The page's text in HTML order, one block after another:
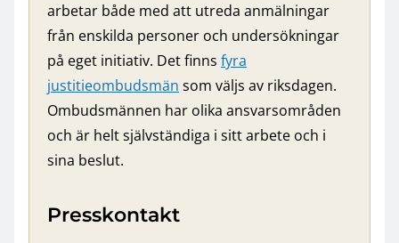
arbetar både med att utreda anmälningar
från enskilda personer och undersökningar
på eget initiativ. Det finns fyra
justitieombudsmän som väljs av riksdagen.
Ombudsmännen har olika ansvarsområden
och är helt självständiga i sitt arbete och i
sina beslut.
Presskontakt